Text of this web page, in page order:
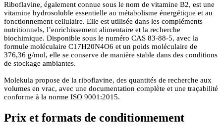
Riboflavine, également connue sous le nom de vitamine B2, est une
vitamine hydrosoluble essentielle au métabolisme énergétique et au
fonctionnement cellulaire. Elle est utilisée dans les compléments
nutritionnels, l’enrichissement alimentaire et la recherche
biochimique. Disponible sous le numéro CAS 83-88-5, avec la
formule moléculaire C17H20N4O6 et un poids moléculaire de
376,36 g/mol, elle se conserve de manière stable dans des conditions
de stockage ambiantes.
Molekula propose de la riboflavine, des quantités de recherche aux
volumes en vrac, avec une documentation complète et une traçabilité
conforme à la norme ISO 9001:2015.
Prix et formats de conditionnement